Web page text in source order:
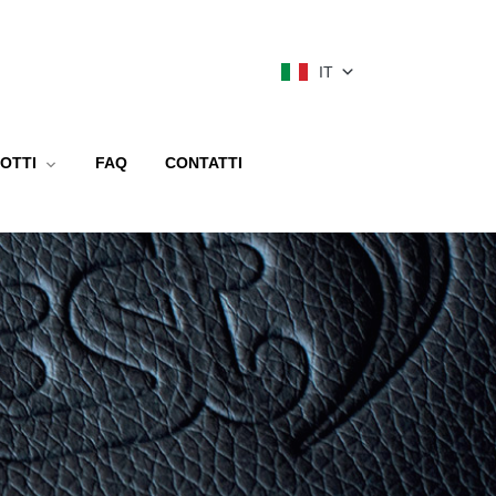
IT
FAQ CONTATTI